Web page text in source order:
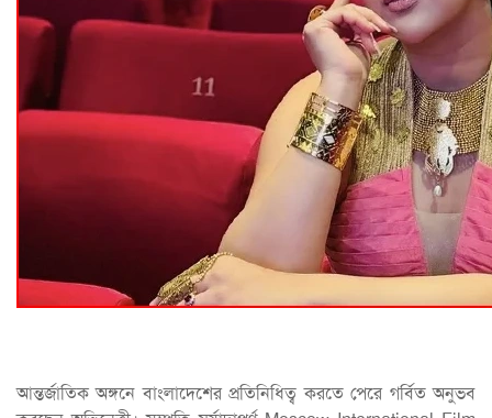
আন্তর্জাতিক অঙ্গনে বাংলাদেশের প্রতিনিধিত্ব করতে পেরে গর্বিত অনুভব